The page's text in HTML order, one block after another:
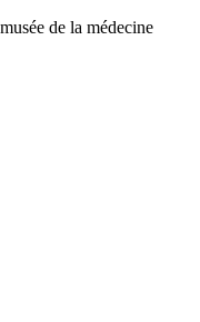
de la médecine